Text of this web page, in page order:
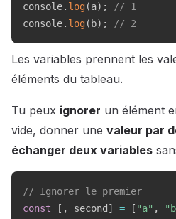
console. log(a) ;
// 1
console. log( b) ; // 2
Les variables prennent les
éléments du tableau.
Tu peux ignorer un élément
vide, donner une valeur par
échanger deux variables
// Ignorer le premier
const
[ , second ] = [ "a" ,